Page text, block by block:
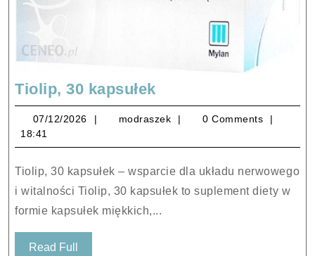
Tiolip, 30 kapsułekTiolip,
30
kapsułek
07/12/2026 07/12/2026
modraszek modraszek
0 Comments
18:41
Tiolip, 30 kapsułek – wsparcie dla układu nerwowego
i witalności Tiolip, 30 kapsułek to suplement diety w
formie kapsułek miękkich,...
Read Full